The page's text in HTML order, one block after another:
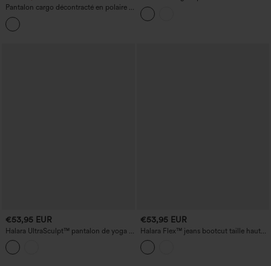
Pantalon cargo décontracté en polaire à
taille mi-haute avec poches zippées
haute avec poches
€53,95 EUR
Halara UltraSculpt™ pantalon de yoga à
pois flocké, taille haute gainante, coupe
droite, avec poches
€53,95 EUR
Halara Flex™ jeans bootcut taille haute
style workwear avec poches